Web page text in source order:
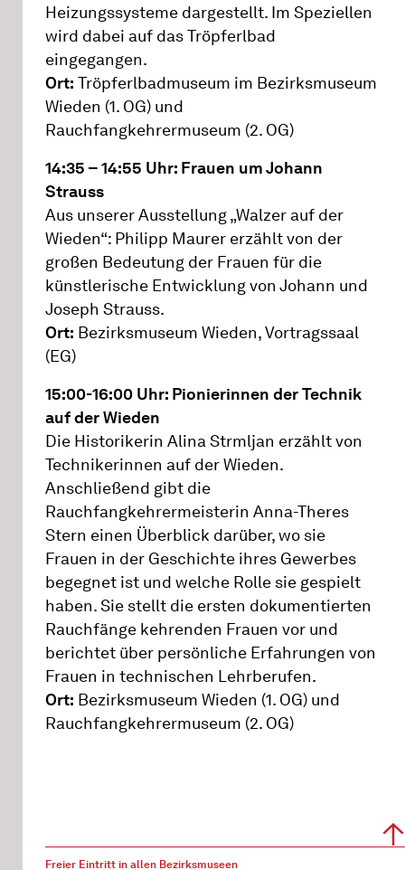
Heizungssysteme dargestellt. Im Speziellen
wird dabei auf das Tröpferlbad
eingegangen.
Ort: Tröpferlbadmuseum im Bezirksmuseum
Wieden (1. OG) und
Rauchfangkehrermuseum (2. OG)
14:35 – 14:55 Uhr: Frauen um Johann
Strauss
Aus unserer Ausstellung „Walzer auf der
Wieden“: Philipp Maurer erzählt von der
großen Bedeutung der Frauen für die
künstlerische Entwicklung von Johann und
Joseph Strauss.
Ort: Bezirksmuseum Wieden, Vortragssaal
(EG)
15:00-16:00 Uhr: Pionierinnen der Technik
auf der Wieden
Die Historikerin Alina Strmljan erzählt von
Technikerinnen auf der Wieden.
Anschließend gibt die
Rauchfangkehrermeisterin Anna-Theres
Stern einen Überblick darüber, wo sie
Frauen in der Geschichte ihres Gewerbes
begegnet ist und welche Rolle sie gespielt
haben. Sie stellt die ersten dokumentierten
Rauchfänge kehrenden Frauen vor und
berichtet über persönliche Erfahrungen von
Frauen in technischen Lehrberufen.
Ort: Bezirksmuseum Wieden (1. OG) und
Rauchfangkehrermuseum (2. OG)
Freier Eintritt in allen Bezirksmuseen